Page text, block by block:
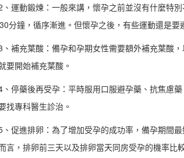
、運動鍛煉：一般來講，懷孕之前並沒有什麼特
分鐘，循序漸進。但懷孕之後，有些運動還是要
、補充葉酸：備孕和孕期女性需要額外補充葉酸
要開始補充葉酸。
、停藥後再受孕：平時服用口服避孕藥、抗焦慮
找專科醫生診治。
、促進排卵：為了增加受孕的成功率，備孕期間
言，排卵前三天以及排卵當天同房受孕的機率比